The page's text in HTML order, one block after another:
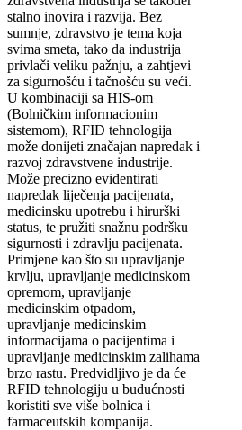
stalno inovira i razvija. Bez
sumnje, zdravstvo je tema koja
svima smeta, tako da industrija
privlači veliku pažnju, a zahtjevi
za sigurnošću i tačnošću su veći.
U kombinaciji sa HIS-om
(Bolničkim informacionim
sistemom), RFID tehnologija
može donijeti značajan napredak i
razvoj zdravstvene industrije.
Može precizno evidentirati
napredak liječenja pacijenata,
medicinsku upotrebu i hirurški
status, te pružiti snažnu podršku
sigurnosti i zdravlju pacijenata.
Primjene kao što su upravljanje
krvlju, upravljanje medicinskom
opremom, upravljanje
medicinskim otpadom,
upravljanje medicinskim
informacijama o pacijentima i
upravljanje medicinskim zalihama
brzo rastu. Predvidljivo je da će
RFID tehnologiju u budućnosti
koristiti sve više bolnica i
farmaceutskih kompanija.